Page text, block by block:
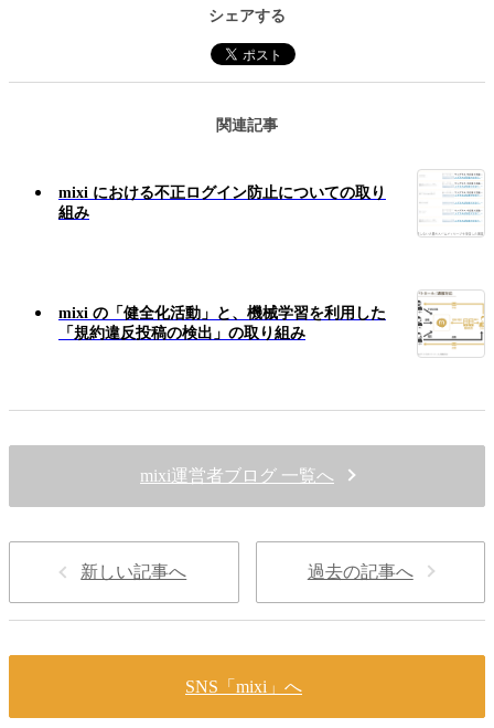
シェアする
関連記事
mixi における不正ログイン防止についての取り
組み
mixi の「健全化活動」と、機械学習を利用した
「規約違反投稿の検出」の取り組み
mixi運営者ブログ 一覧へ
新しい記事へ 過去の記事へ
SNS「mixi」へ